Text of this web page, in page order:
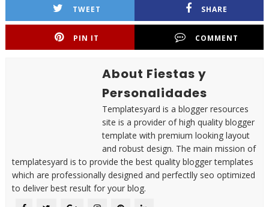
TWEET SHARE
PIN IT COMMENT
About Fiestas y
Personalidades
Templatesyard is a blogger resources
site is a provider of high quality blogger
template with premium looking layout
and robust design. The main mission of
templatesyard is to provide the best quality blogger templates
which are professionally designed and perfectlly seo optimized
to deliver best result for your blog.